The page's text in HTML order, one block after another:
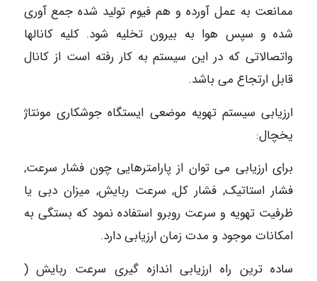
ممانعت به عمل آورده و هم فیوم تولید شده جمع آوری
شده و سپس هوا به بیرون تخلیه شود. کلیه کانالها
واتصالاتی که در این سیستم به کار رفته است از کانال
قابل ارتجاع می باشد.
ارزیابی سیستم تهویه موضعی ایستگاه جوشکاری مونتاژ
یخچال:
برای ارزیابی می توان از پارامترهایی چون فشار سرعت,
فشار استاتیک, فشار کل, سرعت ربایش, میزان دبی یا
ظرفیت تهویه و سرعت روبرو استفاده نمود که بستگی به
امکانات موجود و مدت زمان ارزیابی دارد.
ساده ترین راه ارزیابی اندازه گیری سرعت ربایش (